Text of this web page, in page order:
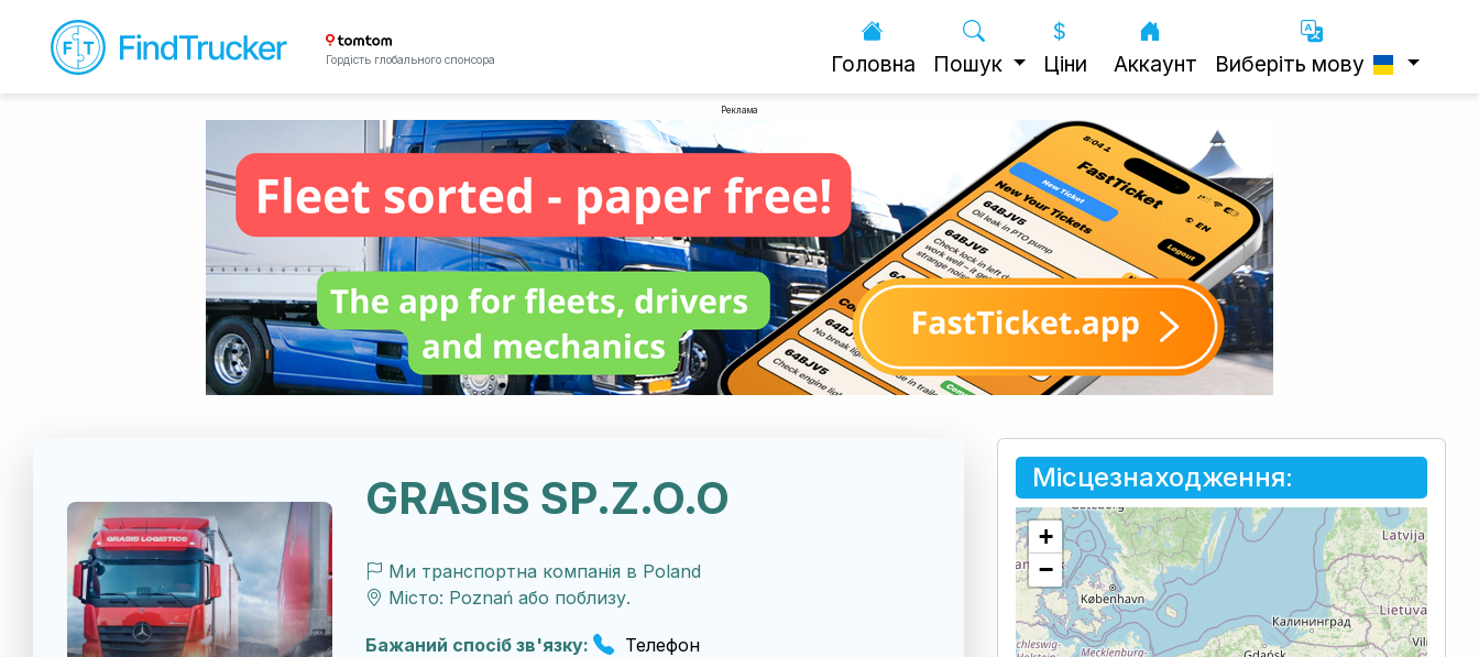
Гордість глобального спонсора Головна Пошук Ціни Аккаунт Виберіть мову
Реклама
GRASIS SP.Z.O.O
Ми транспортна компанія в Poland
Місто: Poznań або поблизу.
Бажаний спосіб зв'язку: Телефон
Місцезнаходження:
+
−